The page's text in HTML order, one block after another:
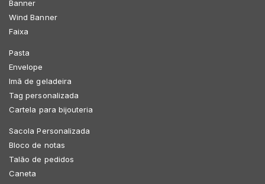
Banner
Wind Banner
Faixa
Pasta
Envelope
Imã de geladeira
Tag personalizada
Cartela para bijouteria
Sacola Personalizada
Bloco de notas
Talão de pedidos
Caneta